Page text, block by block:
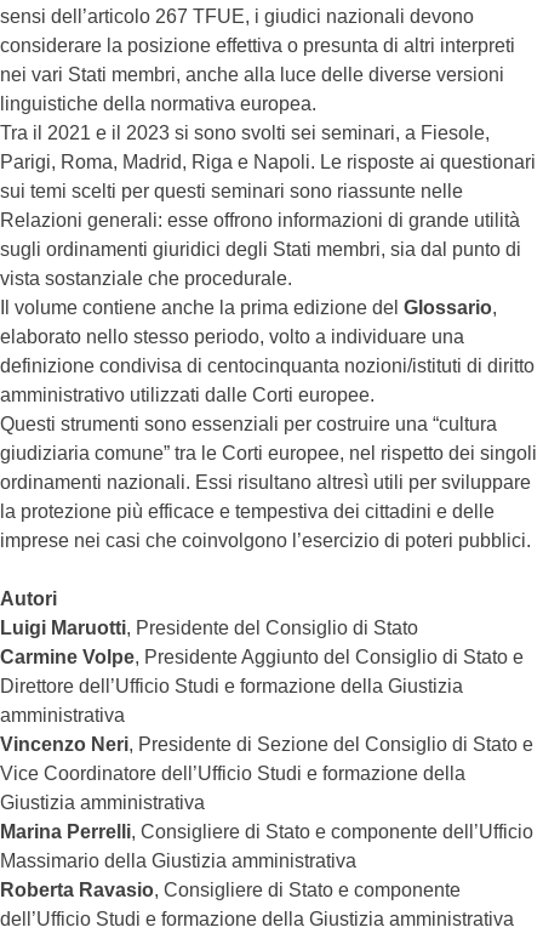
sensi dell’articolo 267 TFUE, i giudici nazionali devono
considerare la posizione effettiva o presunta di altri interpreti
nei vari Stati membri, anche alla luce delle diverse versioni
linguistiche della normativa europea.
Tra il 2021 e il 2023 si sono svolti sei seminari, a Fiesole,
Parigi, Roma, Madrid, Riga e Napoli. Le risposte ai questionari
sui temi scelti per questi seminari sono riassunte nelle
Relazioni generali: esse offrono informazioni di grande utilità
sugli ordinamenti giuridici degli Stati membri, sia dal punto di
vista sostanziale che procedurale.
Il volume contiene anche la prima edizione del Glossario,
elaborato nello stesso periodo, volto a individuare una
definizione condivisa di centocinquanta nozioni/istituti di diritto
amministrativo utilizzati dalle Corti europee.
Questi strumenti sono essenziali per costruire una “cultura
giudiziaria comune” tra le Corti europee, nel rispetto dei singoli
ordinamenti nazionali. Essi risultano altresì utili per sviluppare
la protezione più efficace e tempestiva dei cittadini e delle
imprese nei casi che coinvolgono l’esercizio di poteri pubblici.
Autori
Luigi Maruotti, Presidente del Consiglio di Stato
Carmine Volpe, Presidente Aggiunto del Consiglio di Stato e
Direttore dell’Ufficio Studi e formazione della Giustizia
amministrativa
Vincenzo Neri, Presidente di Sezione del Consiglio di Stato e
Vice Coordinatore dell’Ufficio Studi e formazione della
Giustizia amministrativa
Marina Perrelli, Consigliere di Stato e componente dell’Ufficio
Massimario della Giustizia amministrativa
Roberta Ravasio, Consigliere di Stato e componente
dell’Ufficio Studi e formazione della Giustizia amministrativa